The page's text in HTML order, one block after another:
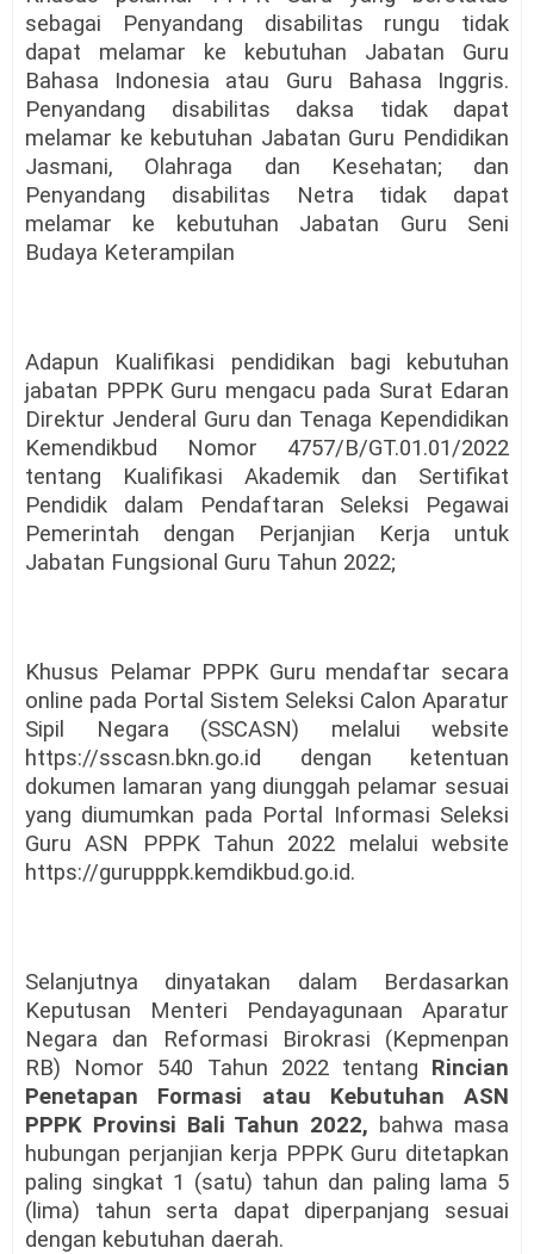
sebagai Penyandang disabilitas rungu tidak
dapat melamar ke kebutuhan Jabatan Guru
Bahasa Indonesia atau Guru Bahasa Inggris.
Penyandang disabilitas daksa tidak dapat
melamar ke kebutuhan Jabatan Guru Pendidikan
Jasmani, Olahraga dan Kesehatan; dan
Penyandang disabilitas Netra tidak dapat
melamar ke kebutuhan Jabatan Guru Seni
Budaya Keterampilan
Adapun Kualifikasi pendidikan bagi kebutuhan
jabatan PPPK Guru mengacu pada Surat Edaran
Direktur Jenderal Guru dan Tenaga Kependidikan
Kemendikbud Nomor 4757/B/GT.01.01/2022
tentang Kualifikasi Akademik dan Sertifikat
Pendidik dalam Pendaftaran Seleksi Pegawai
Pemerintah dengan Perjanjian Kerja untuk
Jabatan Fungsional Guru Tahun 2022;
Khusus Pelamar PPPK Guru mendaftar secara
online pada Portal Sistem Seleksi Calon Aparatur
Sipil Negara (SSCASN) melalui website
https://sscasn.bkn.go.id dengan ketentuan
dokumen lamaran yang diunggah pelamar sesuai
yang diumumkan pada Portal Informasi Seleksi
Guru ASN PPPK Tahun 2022 melalui website
https://gurupppk.kemdikbud.go.id.
Selanjutnya dinyatakan dalam Berdasarkan
Keputusan Menteri Pendayagunaan Aparatur
Negara dan Reformasi Birokrasi (Kepmenpan
RB) Nomor 540 Tahun 2022 tentang Rincian
Penetapan Formasi atau Kebutuhan ASN
PPPK Provinsi Bali Tahun 2022, bahwa masa
hubungan perjanjian kerja PPPK Guru ditetapkan
paling singkat 1 (satu) tahun dan paling lama 5
(lima) tahun serta dapat diperpanjang sesuai
dengan kebutuhan daerah.